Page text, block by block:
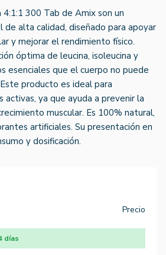
4:1:1 300 Tab de Amix son un
alta calidad, diseñado para apoyar
y mejorar el rendimiento físico.
óptima de leucina, isoleucina y
esenciales que el cuerpo no puede
producto es ideal para
ya que ayuda a prevenir la
muscular. Es 100% natural,
artificiales. Su presentación en
y dosificación.
Precio
días